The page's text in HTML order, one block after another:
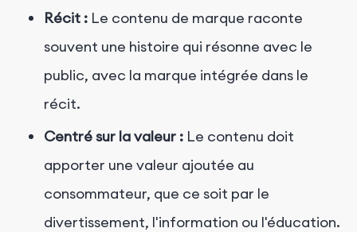
Récit : Le contenu de marque raconte
souvent une histoire qui résonne avec le
public, avec la marque intégrée dans le
récit.
Centré sur la valeur : Le contenu doit
apporter une valeur ajoutée au
consommateur, que ce soit par le
divertissement, l'information ou l'éducation.